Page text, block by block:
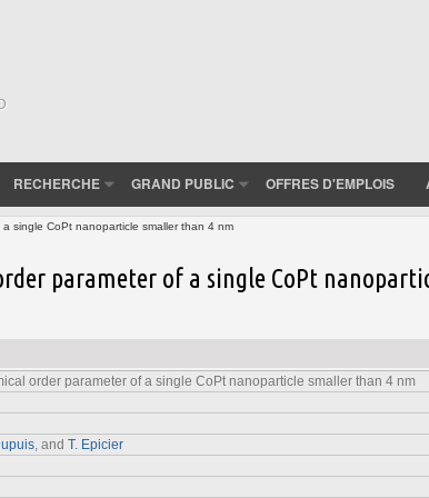
RECHERCHE GRAND PUBLIC OFFRES D'EMPLOIS
single CoPt nanoparticle smaller than 4 nm
parameter of a single CoPt
order parameter of a single CoPt nanoparticle smaller than 4 nm
, and T. Epicier